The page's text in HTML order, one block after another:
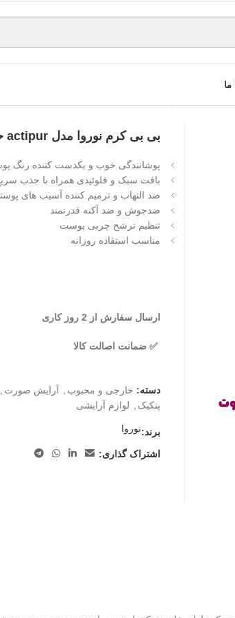
بی بی کرم نوروا مدل actipur حجم 30 میل
پوشانندگی خوب و یکدست کننده رنگ
بافت سبک و فلوئیدی همراه با جذب
ضد التهاب و ترمیم کننده آسیب های
ضدجوش و ضد آکنه قدرتمند
تنظیم ترشح چربی پوست
مناسب استفاده روزانه
ارسال سفارش از 2 روز کاری
✅ ضمانت اصالت کالا
دسته: خارجی و محبوب آرایش صورت
پنکیک
لوازم آرایشی
برند:نوروا
اشتراک گذاری: